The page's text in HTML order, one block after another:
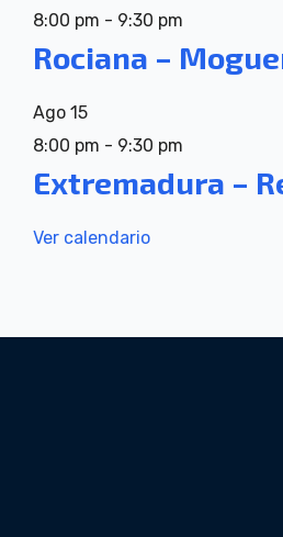
8:00 pm - 9:30 pm
Rociana –
Ago 15
8:00 pm - 9:30 pm
Extremadura –
Ver calendario